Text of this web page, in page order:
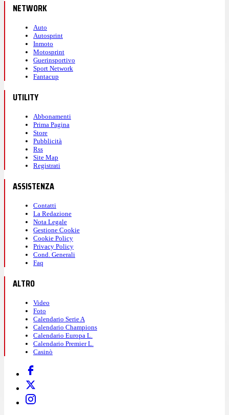
NETWORK
Auto
Autosprint
Inmoto
Motosprint
Guerinsportivo
Sport Network
Fantacup
UTILITY
Abbonamenti
Prima Pagina
Store
Pubblicità
Rss
Site Map
Registrati
ASSISTENZA
Contatti
La Redazione
Nota Legale
Gestione Cookie
Cookie Policy
Privacy Policy
Cond. Generali
Faq
ALTRO
Video
Foto
Calendario Serie A
Calendario Champions
Calendario Europa L.
Calendario Premier L.
Casinò